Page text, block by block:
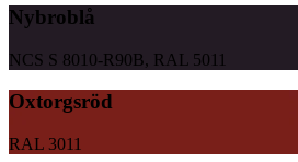
Nybroblå
NCS S 8010-R90B, RAL 5011
Oxtorgsröd
RAL 3011